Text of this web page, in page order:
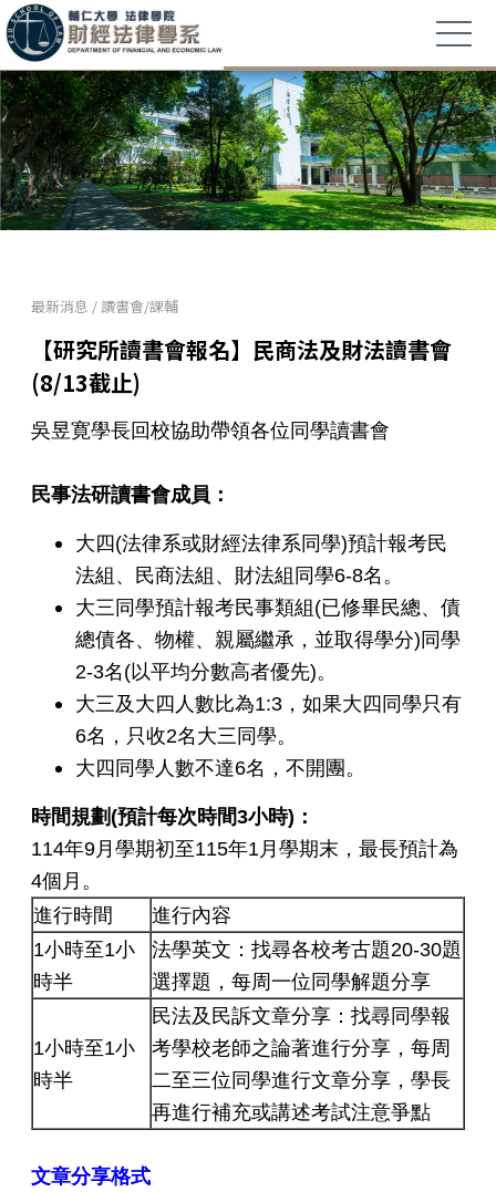
最新消息 / 讀書會/課輔
【研究所讀書會報名】民商法及財法讀書會
(8/13截止)
吳昱寛學長回校協助帶領各位同學讀書會
民事法研讀書會成員：
大四(法律系或財經法律系同學)預計報考民
法組、民商法組、財法組同學6-8名。
大三同學預計報考民事類組(已修畢民總、債
總債各、物權、親屬繼承，並取得學分)同學
2-3名(以平均分數高者優先)。
大三及大四人數比為1:3，如果大四同學只有
6名，只收2名大三同學。
大四同學人數不達6名，不開團。
時間規劃(預計每次時間3小時)：
114年9月學期初至115年1月學期末，最長預計為
4個月。
進行時間
進行內容
1小時至1小
時半
法學英文：找尋各校考古題20-30題
選擇題，每周一位同學解題分享
1小時至1小
時半
民法及民訴文章分享：找尋同學報
考學校老師之論著進行分享，每周
二至三位同學進行文章分享，學長
再進行補充或講述考試注意爭點
文章分享格式